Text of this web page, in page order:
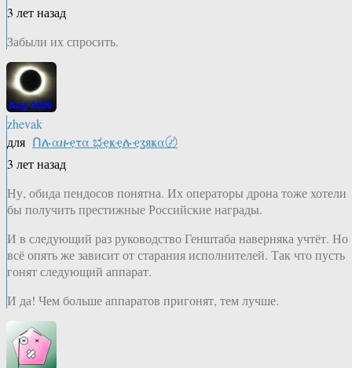
3 лет назад
Забыли их спросить.
zhevak
для Ոሉαዙҿτα ಭҿҝҿሉҿʓяҝα〄
3 лет назад
Ну, обида пендосов понятна. Их операторы дрона тоже хотели
бы получить престижные Российские награды.
И в следующий раз руководство Генштаба наверняка учтёт. Но
всё опять же зависит от старания исполнителей. Так что пусть
гонят следующий аппарат.
И да! Чем больше аппаратов пригонят, тем лучше.